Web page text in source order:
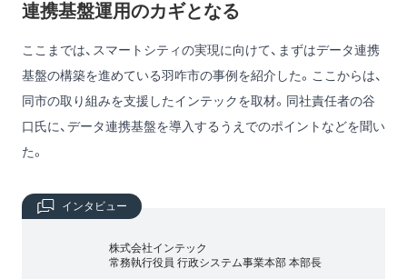
連携基盤運用のカギとなる
ここまでは、スマートシティの実現に向けて、まずはデータ連携
基盤の構築を進めている羽咋市の事例を紹介した。ここからは、
同市の取り組みを支援したインテックを取材。同社責任者の谷
口氏に、データ連携基盤を導入するうえでのポイントなどを聞い
た。
インタビュー
株式会社インテック
常務執行役員 行政システム事業本部 本部長